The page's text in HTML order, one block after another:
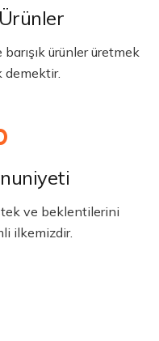
ürünler üretmek
demektir.
ve beklentilerini
ilkemizdir.